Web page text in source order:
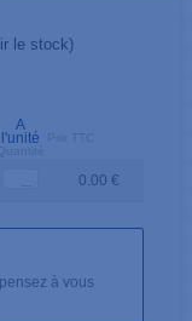
le stock)
A
l'unité
0.00 €
à vous